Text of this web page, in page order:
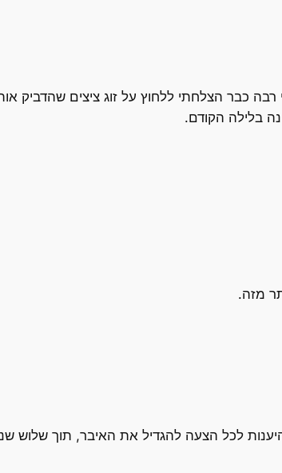
מזה.
לכל הצעה להגדיל את האיבר, תוך שלוש